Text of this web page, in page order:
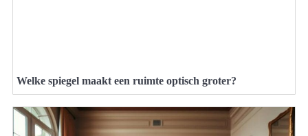
Welke spiegel maakt een ruimte optisch groter?